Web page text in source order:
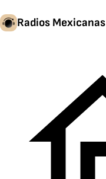
Radios Mexicanas